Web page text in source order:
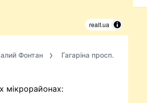
realt.ua
Фонтан
Гагаріна просп.
мікрорайонах: